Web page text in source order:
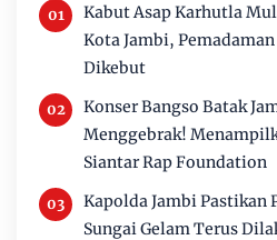
Kabut Asap Karhutla
Kota Jambi,
Dikebut
Konser Bangso Batak
Menggebrak!
Siantar Rap Foundation
Kapolda Jambi Pastikan
Sungai Gelam Terus